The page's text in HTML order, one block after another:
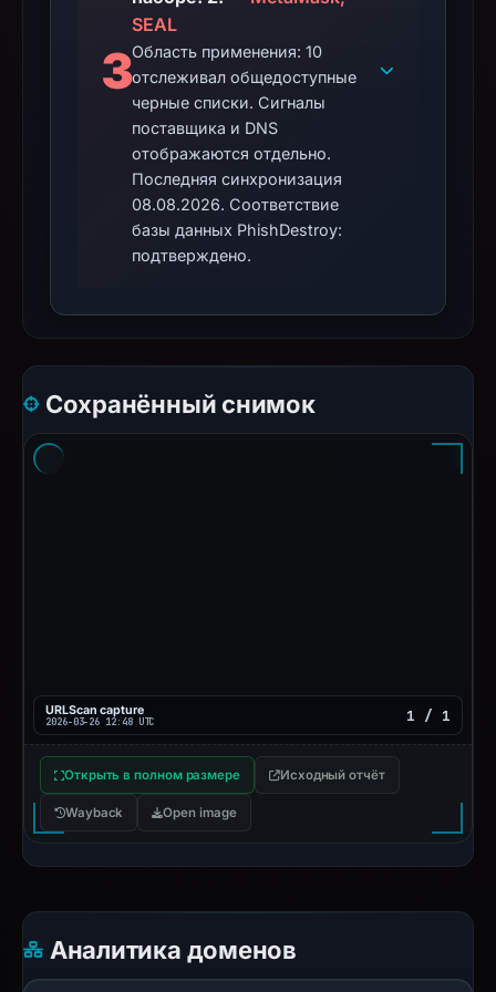
3
SEAL
Область применения: 10
отслеживал общедоступные
черные списки. Сигналы
поставщика и DNS
отображаются отдельно.
Последняя синхронизация
08.08.2026. Соответствие
базы данных PhishDestroy:
подтверждено.
Сохранённый снимок
URLScan capture
2026-03-26 12:48 UTC 1 / 1
Аналитика доменов